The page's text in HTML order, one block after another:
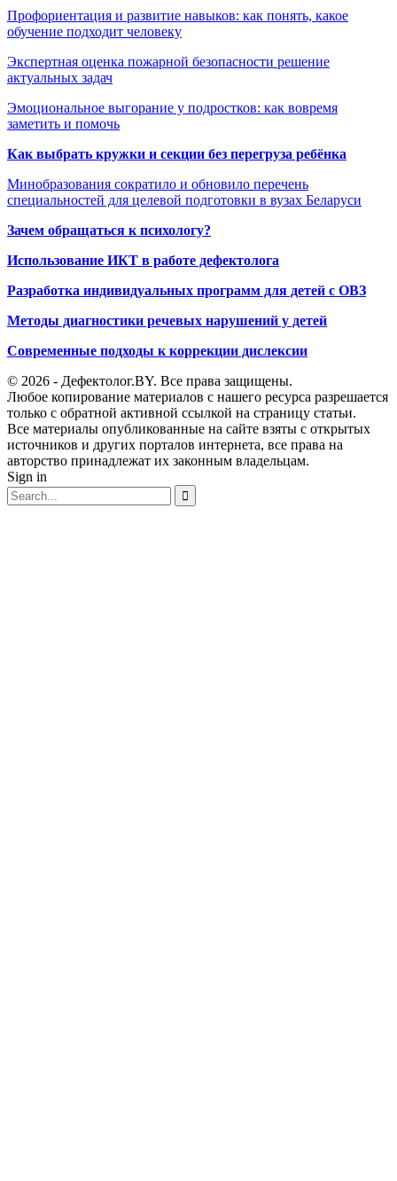
Профориентация и развитие навыков: как понять, какое
обучение подходит человеку
Экспертная оценка пожарной безопасности решение
актуальных задач
Эмоциональное выгорание у подростков: как вовремя
заметить и помочь
Как выбрать кружки и секции без перегруза ребёнка
Минобразования сократило и обновило перечень
специальностей для целевой подготовки в вузах Беларуси
Зачем обращаться к психологу?
Использование ИКТ в работе дефектолога
Разработка индивидуальных программ для детей с ОВЗ
Методы диагностики речевых нарушений у детей
Современные подходы к коррекции дислексии
© 2026 - Дефектолог.BY. Все права защищены.
Любое копирование материалов с нашего ресурса разрешается
только с обратной активной ссылкой на страницу статьи.
Все материалы опубликованные на сайте взяты с открытых
источников и других порталов интернета, все права на
авторство принадлежат их законным владельцам.
Sign in